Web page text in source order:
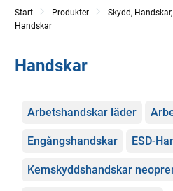
Start Produkter
Skydd,
Handskar
Handskar
Kategorier
Arbetshandskar läder
Engångshandskar ESD-
Kemskyddshandskar